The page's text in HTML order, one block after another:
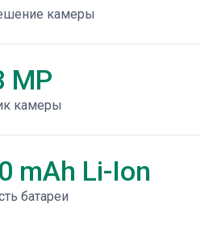
камеры
MP
камеры
mAh Li-Ion
батареи